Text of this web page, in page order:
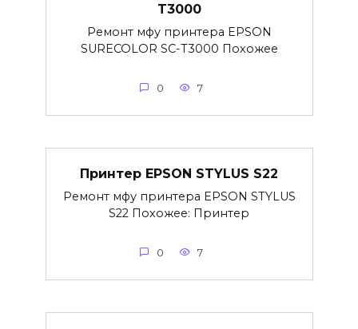
T3000
Ремонт мфу принтера EPSON
SURECOLOR SC-T3000 Похожее
0 7
Принтер EPSON STYLUS S22
Ремонт мфу принтера EPSON STYLUS
S22 Похожее: Принтер
0 7